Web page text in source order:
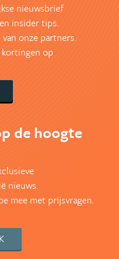
nieuwsbrief
insider tips.
onze partners.
op
de hoogte
nieuws.
mee met prijsvragen.